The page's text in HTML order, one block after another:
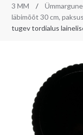
3 MM
/
läbimõõt 30 cm,
tugev tordialus